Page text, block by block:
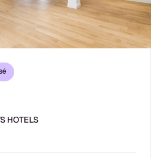
HOTELS